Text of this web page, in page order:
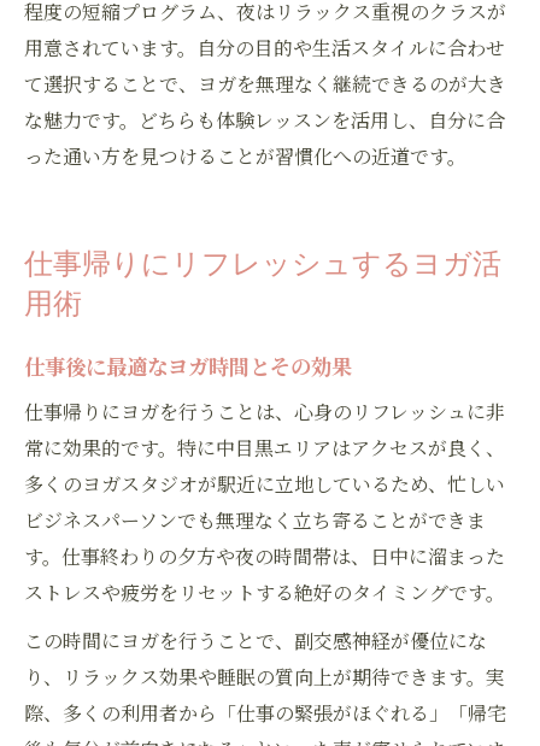
程度の短縮プログラム、夜はリラックス重視のクラスが
用意されています。自分の目的や生活スタイルに合わせ
て選択することで、ヨガを無理なく継続できるのが大き
な魅力です。どちらも体験レッスンを活用し、自分に合
った通い方を見つけることが習慣化への近道です。
仕事帰りにリフレッシュするヨガ活
用術
仕事後に最適なヨガ時間とその効果
仕事帰りにヨガを行うことは、心身のリフレッシュに非
常に効果的です。特に中目黒エリアはアクセスが良く、
多くのヨガスタジオが駅近に立地しているため、忙しい
ビジネスパーソンでも無理なく立ち寄ることができま
す。仕事終わりの夕方や夜の時間帯は、日中に溜まった
ストレスや疲労をリセットする絶好のタイミングです。
この時間にヨガを行うことで、副交感神経が優位にな
り、リラックス効果や睡眠の質向上が期待できます。実
際、多くの利用者から「仕事の緊張がほぐれる」「帰宅